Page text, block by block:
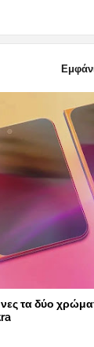
τα δύο